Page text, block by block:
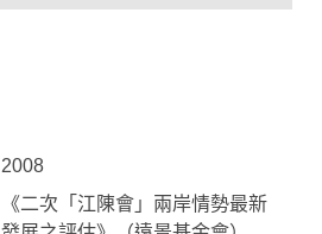
2008
《二次「江陳會」兩岸情勢最新